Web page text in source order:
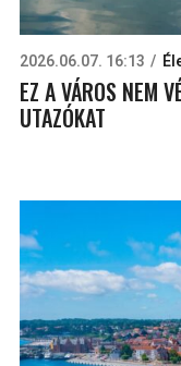
2026.06.07. 16:13
EZ A VÁROS NEM
UTAZÓKAT